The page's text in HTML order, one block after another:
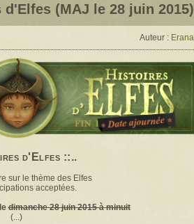
(MAJ le 28 juin 2015)
Auteur : Erana
d'Elfes ::..
sur le thème des Elfes
acceptées.
dimanche 28 juin 2015 à minuit
(...)